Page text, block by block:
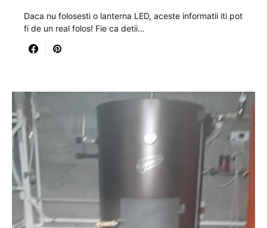
Daca nu folosesti o lanterna LED, aceste informatii iti pot
fi de un real folos! Fie ca detii…